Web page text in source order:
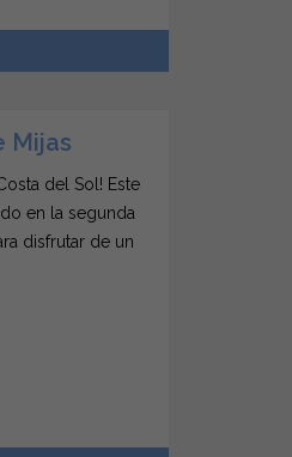
Mijas
del Sol! Este
en la segunda
disfrutar de un